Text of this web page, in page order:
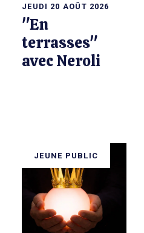
JEUDI 20 AOÛT 2026
"En
terrasses"
avec Neroli
JEUNE PUBLIC